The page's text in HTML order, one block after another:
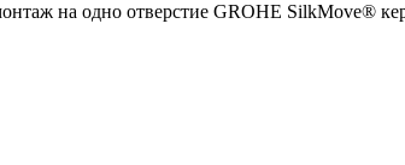
на одно отверстие GROHE SilkMove®